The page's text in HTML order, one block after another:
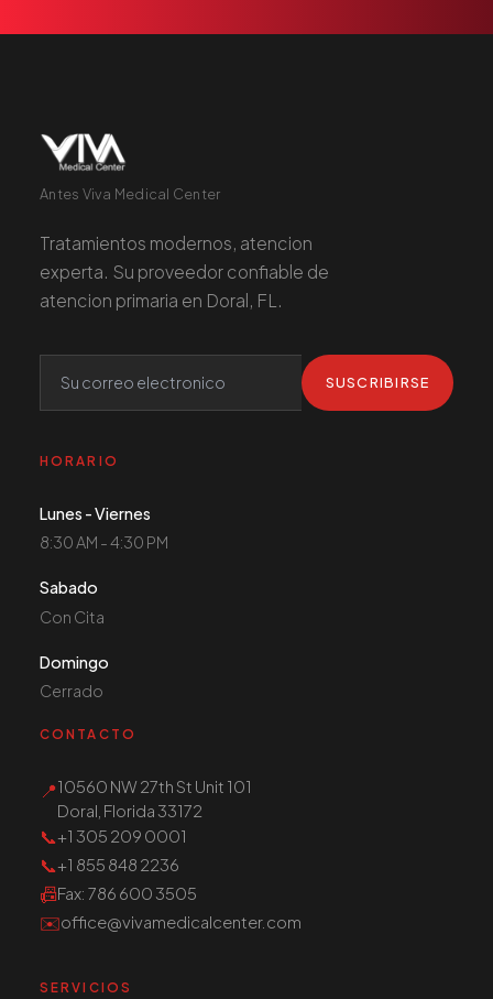
Antes Viva Medical Center
Tratamientos modernos, atencion
experta. Su proveedor confiable de
atencion primaria en Doral, FL.
SUSCRIBIRSE
HORARIO
Lunes - Viernes
8:30 AM - 4:30 PM
Sabado
Con Cita
Domingo
Cerrado
CONTACTO
📍10560 NW 27th St Unit 101
Doral, Florida 33172
📞+1 305 209 0001
📞+1 855 848 2236
📠Fax: 786 600 3505
✉️office@vivamedicalcenter.com
SERVICIOS